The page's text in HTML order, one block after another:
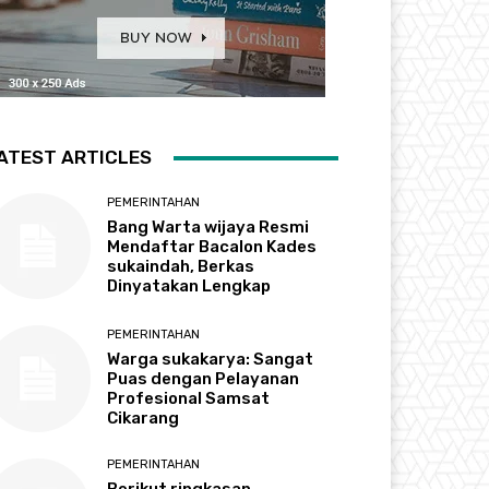
ARTICLES
PEMERINTAHAN
Bang Warta wijaya Resmi
Mendaftar Bacalon Kades
sukaindah, Berkas
Dinyatakan Lengkap
PEMERINTAHAN
Warga sukakarya: Sangat
Puas dengan Pelayanan
Profesional Samsat
Cikarang
PEMERINTAHAN